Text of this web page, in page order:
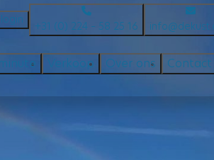
+31 (0) 224 – 58 25 16
Verkoop Over ons Contact